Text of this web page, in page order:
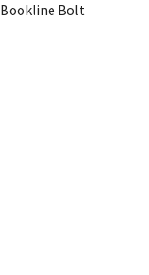
Bookline Bolt